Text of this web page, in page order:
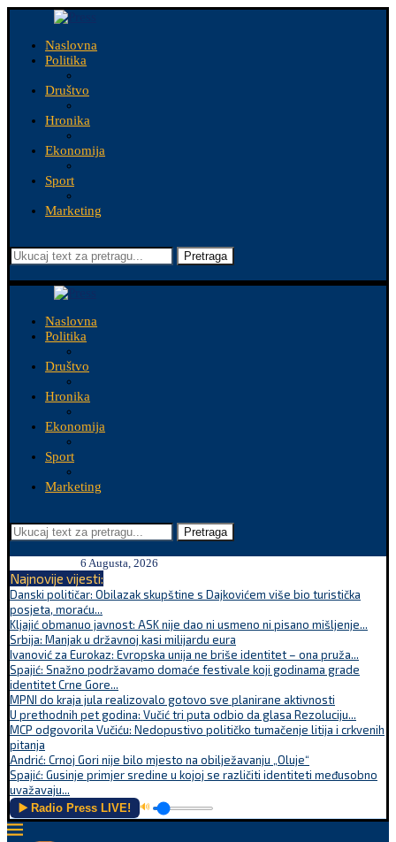
Naslovna
Politika
Društvo
Hronika
Ekonomija
Sport
Marketing
Pretraga
Naslovna
Politika
Društvo
Hronika
Ekonomija
Sport
Marketing
Pretraga
6 Augusta, 2026
Najnovije vijesti:
Danski političar: Obilazak skupštine s Dajkovićem više bio turistička
posjeta, moraću...
Kljajić obmanuo javnost: ASK nije dao ni usmeno ni pisano mišljenje...
Srbija: Manjak u državnoj kasi milijardu eura
Ivanović za Eurokaz: Evropska unija ne briše identitet – ona pruža...
Spajić: Snažno podržavamo domaće festivale koji godinama grade
identitet Crne Gore...
MPNI do kraja jula realizovalo gotovo sve planirane aktivnosti
U prethodnih pet godina: Vučić tri puta odbio da glasa Rezoluciju...
MCP odgovorila Vučiću: Nedopustivo političko tumačenje litija i crkvenih
pitanja
Andrić: Crnoj Gori nije bilo mjesto na obilježavanju „Oluje“
Spajić: Gusinje primjer sredine u kojoj se različiti identiteti međusobno
uvažavaju...
▶️ Radio Press LIVE! 🔊